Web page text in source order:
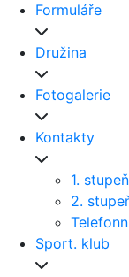
Formuláře
Družina
Fotogalerie
Kontakty
1. stupeň
2.
Sport. klub